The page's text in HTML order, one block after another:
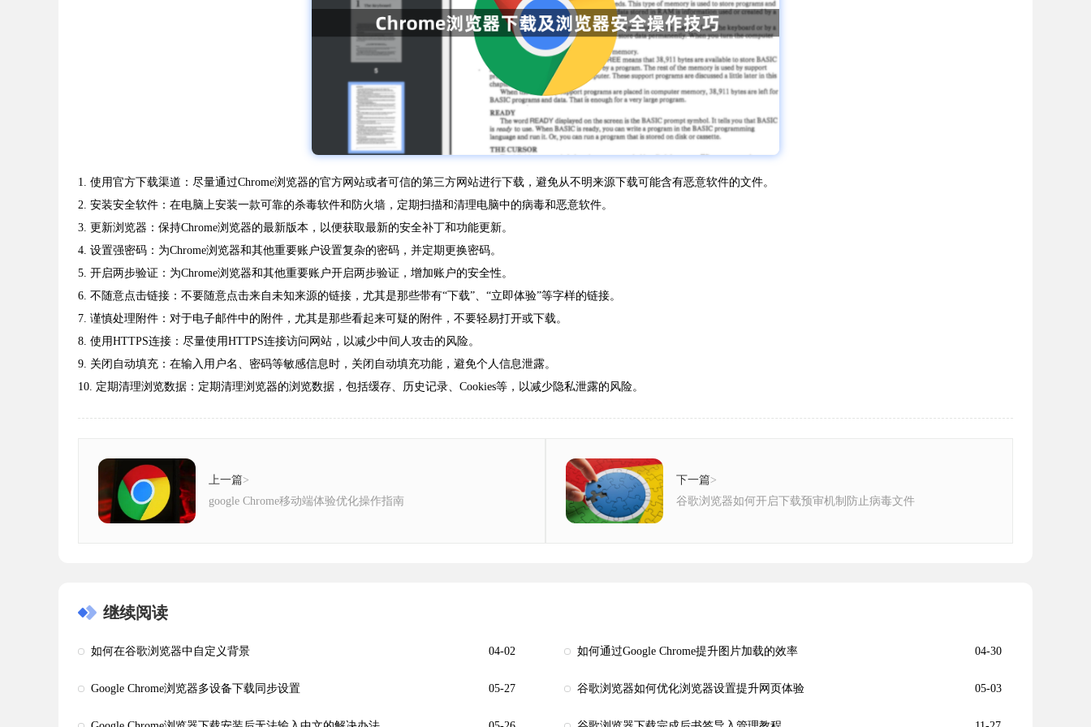
1. 使用官方下载渠道：尽量通过Chrome浏览器的官方网站或者可信的第三方网站进行下载，避免从不明来源下载可能含有恶意软件的文件。
2. 安装安全软件：在电脑上安装一款可靠的杀毒软件和防火墙，定期扫描和清理电脑中的病毒和恶意软件。
3. 更新浏览器：保持Chrome浏览器的最新版本，以便获取最新的安全补丁和功能更新。
4. 设置强密码：为Chrome浏览器和其他重要账户设置复杂的密码，并定期更换密码。
5. 开启两步验证：为Chrome浏览器和其他重要账户开启两步验证，增加账户的安全性。
6. 不随意点击链接：不要随意点击来自未知来源的链接，尤其是那些带有“下载”、“立即体验”等字样的链接。
7. 谨慎处理附件：对于电子邮件中的附件，尤其是那些看起来可疑的附件，不要轻易打开或下载。
8. 使用HTTPS连接：尽量使用HTTPS连接访问网站，以减少中间人攻击的风险。
9. 关闭自动填充：在输入用户名、密码等敏感信息时，关闭自动填充功能，避免个人信息泄露。
10. 定期清理浏览数据：定期清理浏览器的浏览数据，包括缓存、历史记录、Cookies等，以减少隐私泄露的风险。
上一篇>
google Chrome移动端体验优化操作指南
下一篇>
谷歌浏览器如何开启下载预审机制防止病毒文件
继续阅读
如何在谷歌浏览器中自定义背景 04-02 如何通过Google Chrome提升图片加载的效率 04-30
Google Chrome浏览器多设备下载同步设置 05-27 谷歌浏览器如何优化浏览器设置提升网页体验 05-03